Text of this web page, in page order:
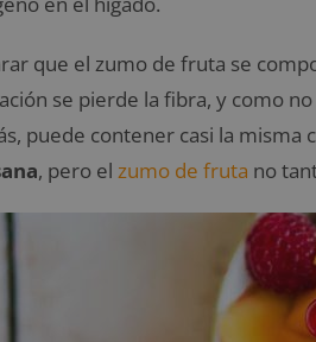
que el zumo de fruta se
se pierde la fibra, y como
puede contener casi la
, pero el zumo de fruta no